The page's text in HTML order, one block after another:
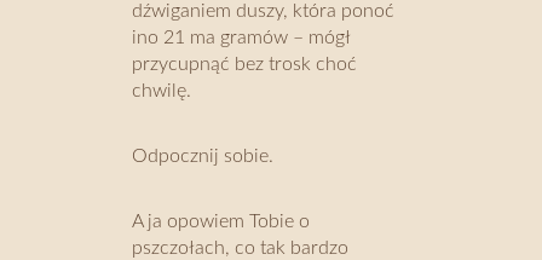
dźwiganiem duszy, która ponoć
ino 21 ma gramów – mógł
przycupnąć bez trosk choć
chwilę.
Odpocznij sobie.
A ja opowiem Tobie o
pszczołach, co tak bardzo